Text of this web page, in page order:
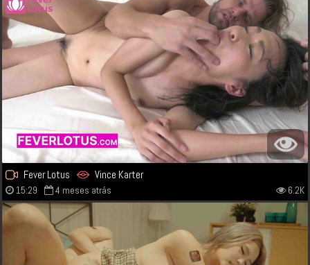
Fever Lotus Vince Karter
15:29 4 meses atrás 6.2K